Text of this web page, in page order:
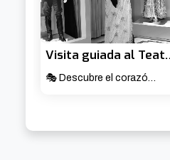
Visita
🎭 Descubre el corazón cultural de Bilbao ✨